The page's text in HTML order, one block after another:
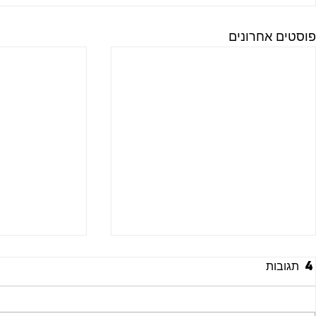
פוסטים אחרונים
4 תגובות